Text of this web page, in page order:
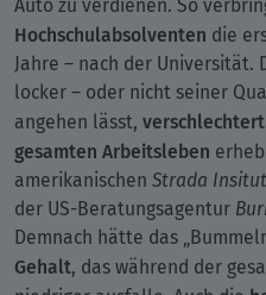
Hochschulabsolventen die
Jahre – nach der Universität.
locker – oder nicht seiner
angehen lässt,
gesamten Arbeitsleben
amerikanischen Strada
der US-Beratungsagentur
Demnach hätte das
Gehalt, das während der